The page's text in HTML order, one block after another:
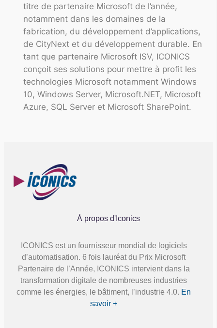
titre de partenaire Microsoft de l’année,
notamment dans les domaines de la
fabrication, du développement d’applications,
de CityNext et du développement durable. En
tant que partenaire Microsoft ISV, ICONICS
conçoit ses solutions pour mettre à profit les
technologies Microsoft notamment Windows
10, Windows Server, Microsoft.NET, Microsoft
Azure, SQL Server et Microsoft SharePoint.
À propos d'Iconics
ICONICS est un fournisseur mondial de logiciels
d’automatisation. 6 fois lauréat du Prix Microsoft
Partenaire de l’Année, ICONICS intervient dans la
transformation digitale de nombreuses industries
comme les énergies, le bâtiment, l’industrie 4.0. En
savoir +